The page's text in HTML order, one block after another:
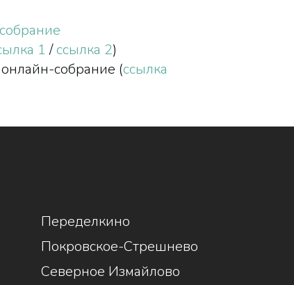
1 /ссылка 2)
собрание (ссылка
Переделкино
Покровское-Стрешнево
Северное Измайлово